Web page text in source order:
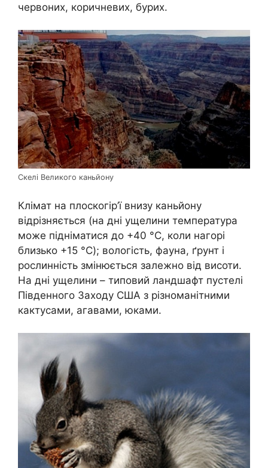
червоних, коричневих, бурих.
Скелі Великого каньйону
Клімат на плоскогір’ї внизу каньйону
відрізняється (на дні ущелини температура
може підніматися до +40 °C, коли нагорі
близько +15 °C); вологість, фауна, ґрунт і
рослинність змінюється залежно від висоти.
На дні ущелини – типовий ландшафт пустелі
Південного Заходу США з різноманітними
кактусами, агавами, юками.